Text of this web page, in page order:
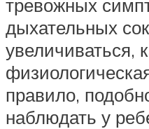
тревожных
дыхательных
увеличиваться,
правило,
наблюдать у